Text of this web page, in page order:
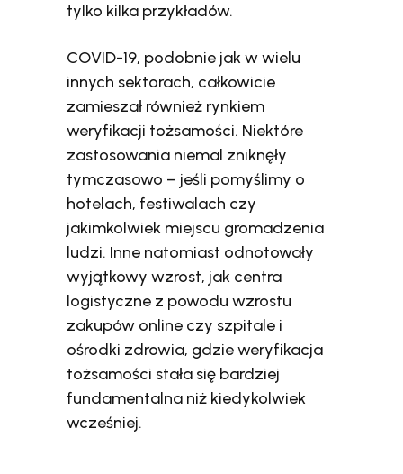
tylko kilka przykładów.
COVID-19, podobnie jak w wielu
innych sektorach, całkowicie
zamieszał również rynkiem
weryfikacji tożsamości. Niektóre
zastosowania niemal zniknęły
tymczasowo – jeśli pomyślimy o
hotelach, festiwalach czy
jakimkolwiek miejscu gromadzenia
ludzi. Inne natomiast odnotowały
wyjątkowy wzrost, jak centra
logistyczne z powodu wzrostu
zakupów online czy szpitale i
ośrodki zdrowia, gdzie weryfikacja
tożsamości stała się bardziej
fundamentalna niż kiedykolwiek
wcześniej.